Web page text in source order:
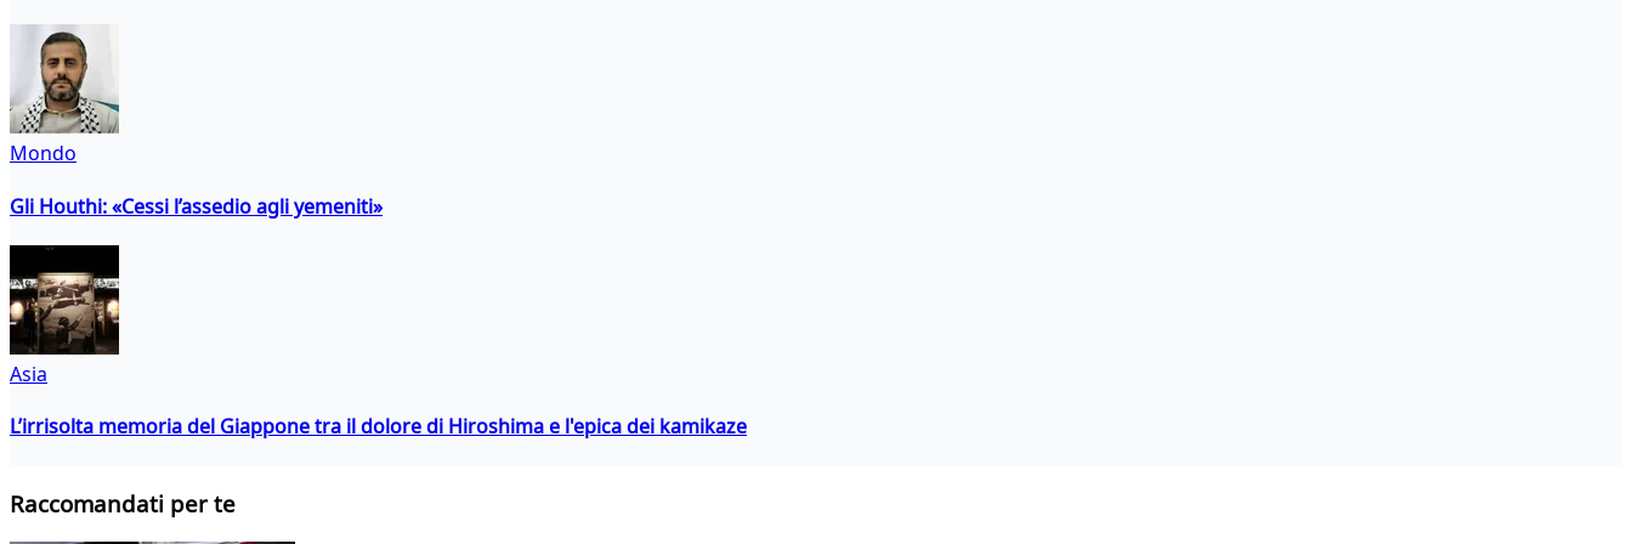
Mondo
Gli Houthi: «Cessi l’assedio agli yemeniti»
Asia
L’irrisolta memoria del Giappone tra il dolore di Hiroshima e l'epica dei kamikaze
Raccomandati per te